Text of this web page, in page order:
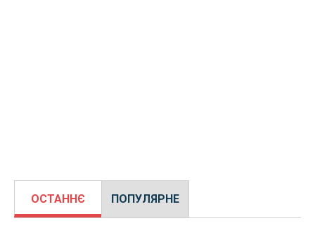
ОСТАННЄ ПОПУЛЯРНЕ